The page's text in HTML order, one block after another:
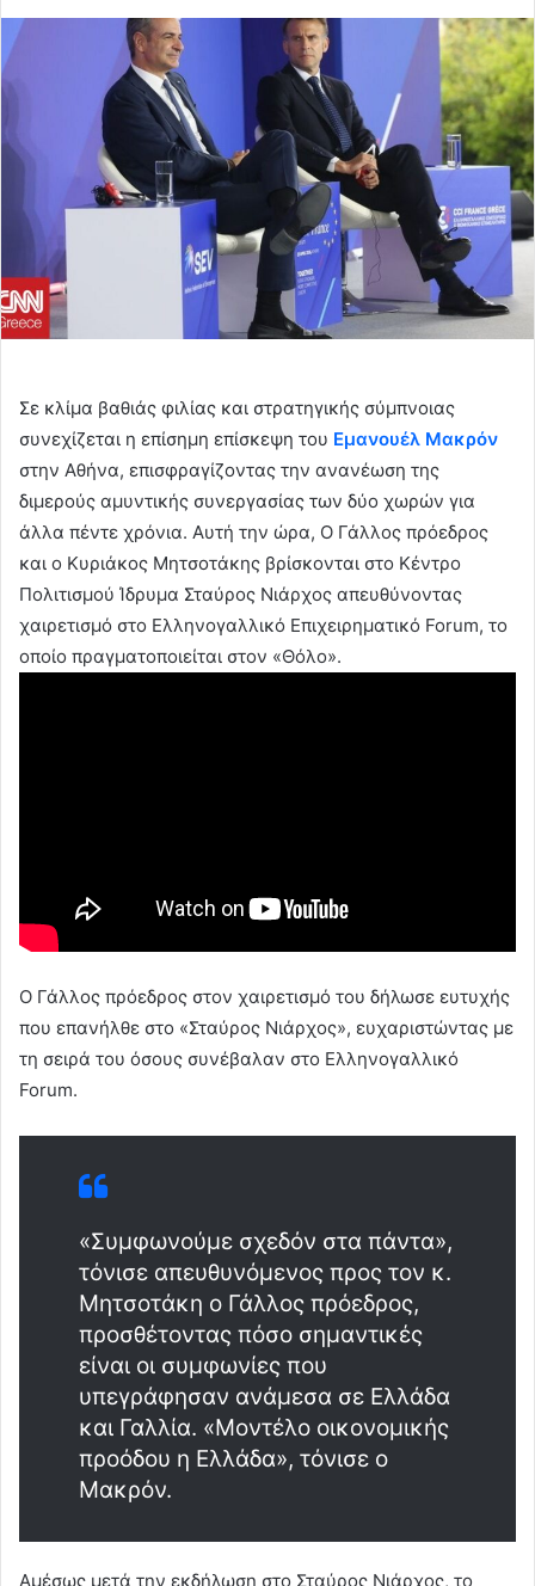
email
Σε κλίμα βαθιάς φιλίας και στρατηγικής σύμπνοιας
συνεχίζεται η επίσημη επίσκεψη του Εμανουέλ Μακρόν
στην Αθήνα, επισφραγίζοντας την ανανέωση της
διμερούς αμυντικής συνεργασίας των δύο χωρών για
άλλα πέντε χρόνια. Αυτή την ώρα, Ο Γάλλος πρόεδρος
και ο Κυριάκος Μητσοτάκης βρίσκονται στο Κέντρο
Πολιτισμού Ίδρυμα Σταύρος Νιάρχος απευθύνοντας
χαιρετισμό στο Ελληνογαλλικό Επιχειρηματικό Forum, το
οποίο πραγματοποιείται στον «Θόλο».
Ο Γάλλος πρόεδρος στον χαιρετισμό του δήλωσε ευτυχής
που επανήλθε στο «Σταύρος Νιάρχος», ευχαριστώντας με
τη σειρά του όσους συνέβαλαν στο Ελληνογαλλικό
Forum.
«Συμφωνούμε σχεδόν στα πάντα»,
τόνισε απευθυνόμενος προς τον κ.
Μητσοτάκη ο Γάλλος πρόεδρος,
προσθέτοντας πόσο σημαντικές
είναι οι συμφωνίες που
υπεγράφησαν ανάμεσα σε Ελλάδα
και Γαλλία. «Μοντέλο οικονομικής
προόδου η Ελλάδα», τόνισε ο
Μακρόν.
Αμέσως μετά την εκδήλωση στο Σταύρος Νιάρχος, το